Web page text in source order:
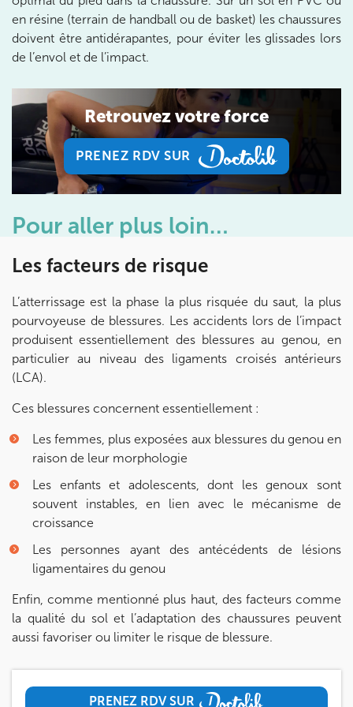
PRENEZ RDV SUR
en résine (terrain de handball ou de basket) les chaussures
doivent être antidérapantes, pour éviter les glissades lors
de l’envol et de l’impact.
Retrouvez votre force
PRENEZ RDV SUR
PRENEZ RDV SUR
Pour aller plus loin…
Les facteurs de risque
L’atterrissage est la phase la plus risquée du saut, la plus
pourvoyeuse de blessures. Les accidents lors de l’impact
produisent essentiellement des blessures au genou, en
particulier au niveau des ligaments croisés antérieurs
(LCA).
Ces blessures concernent essentiellement :
Les femmes, plus exposées aux blessures du genou en
raison de leur morphologie
Les enfants et adolescents, dont les genoux sont
souvent instables, en lien avec le mécanisme de
croissance
Les personnes ayant des antécédents de lésions
ligamentaires du genou
Enfin, comme mentionné plus haut, des facteurs comme
la qualité du sol et l’adaptation des chaussures peuvent
aussi favoriser ou limiter le risque de blessure.
5 Rue Monge 92170 Vanves
01 46 44 33 92
Prenez RDV sur
Prenez RDV sur
IK SAINT-GERMAIN
199 Bd Saint-Germain 75007 Paris
01 43 25 10 20
Prenez RDV sur
1 Rue Mertens 92600 Bois-Colombes
1 Rue Mertens 92600 Bois-Colombes
01 43 50 50 81
Prenez RDV sur
Prenez RDV sur
IK OLYMPE SANTE ANTONY
28 Rue Velpeau 92160 Antony
28 Rue Velpeau 92160 Antony
01 76 21 71 41